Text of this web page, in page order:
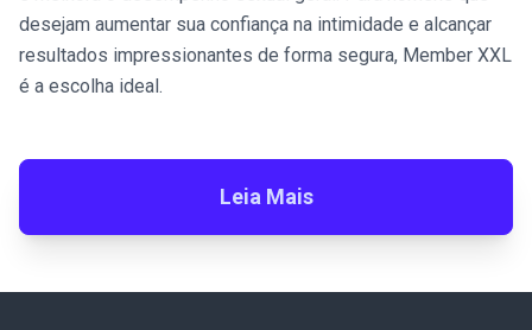
desejam aumentar sua confiança na intimidade e alcançar
resultados impressionantes de forma segura, Member XXL
é a escolha ideal.
Leia Mais